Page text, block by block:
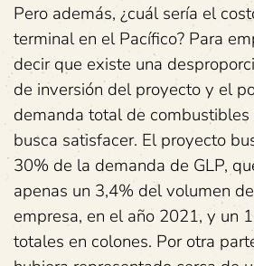
Pero además, ¿cuál sería el
terminal en el Pacífico? Para
decir que existe una
de inversión del proyecto y el
demanda total de
busca satisfacer. El proyecto
30% de la demanda de GLP,
apenas un 3,4% del volumen
empresa, en el año 2021, y un
totales en colones. Por otra